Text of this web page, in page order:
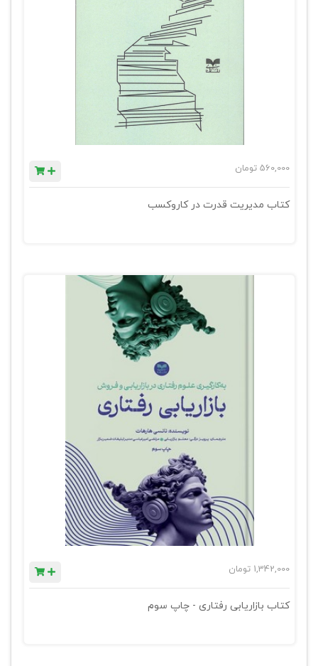
560,000 تومان
کتاب مدیریت قدرت در کاروکسب
1,342,000 تومان
کتاب بازاریابی رفتاری - چاپ سوم